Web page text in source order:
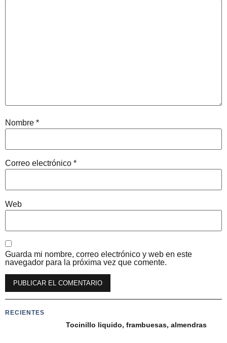
Nombre *
Correo electrónico *
Web
Guarda mi nombre, correo electrónico y web en este
navegador para la próxima vez que comente.
RECIENTES
Tocinillo liquido, frambuesas, almendras